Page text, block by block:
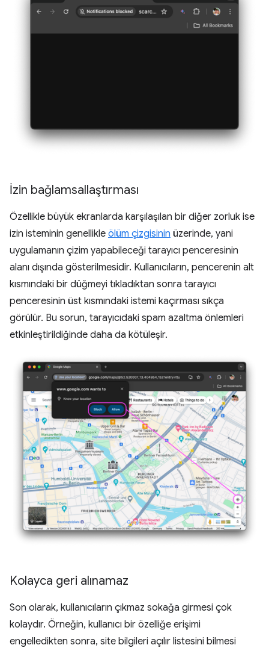
İzin bağlamsallaştırması
Özellikle büyük ekranlarda karşılaşılan bir diğer zorluk ise
izin isteminin genellikle ölüm çizgisinin üzerinde, yani
uygulamanın çizim yapabileceği tarayıcı penceresinin
alanı dışında gösterilmesidir. Kullanıcıların, pencerenin alt
kısmındaki bir düğmeyi tıkladıktan sonra tarayıcı
penceresinin üst kısmındaki istemi kaçırması sıkça
görülür. Bu sorun, tarayıcıdaki spam azaltma önlemleri
etkinleştirildiğinde daha da kötüleşir.
Kolayca geri alınamaz
Son olarak, kullanıcıların çıkmaz sokağa girmesi çok
kolaydır. Örneğin, kullanıcı bir özelliğe erişimi
engelledikten sonra, site bilgileri açılır listesini bilmesi